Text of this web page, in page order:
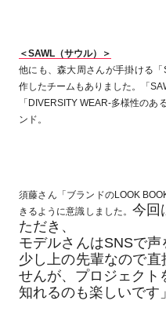
＜SAWL（サウル）＞
他にも、森大周さんが手掛ける
作したチームもありました。「
「DIVERSITY WEAR-多様性の
ンド。
須藤さん「ブランドのLOOK
きるように意識しました。 今回
ただき、
モデルさんはSNSで
少し上の先輩なので
せんが、プロジェクト
知れるのも楽しいです